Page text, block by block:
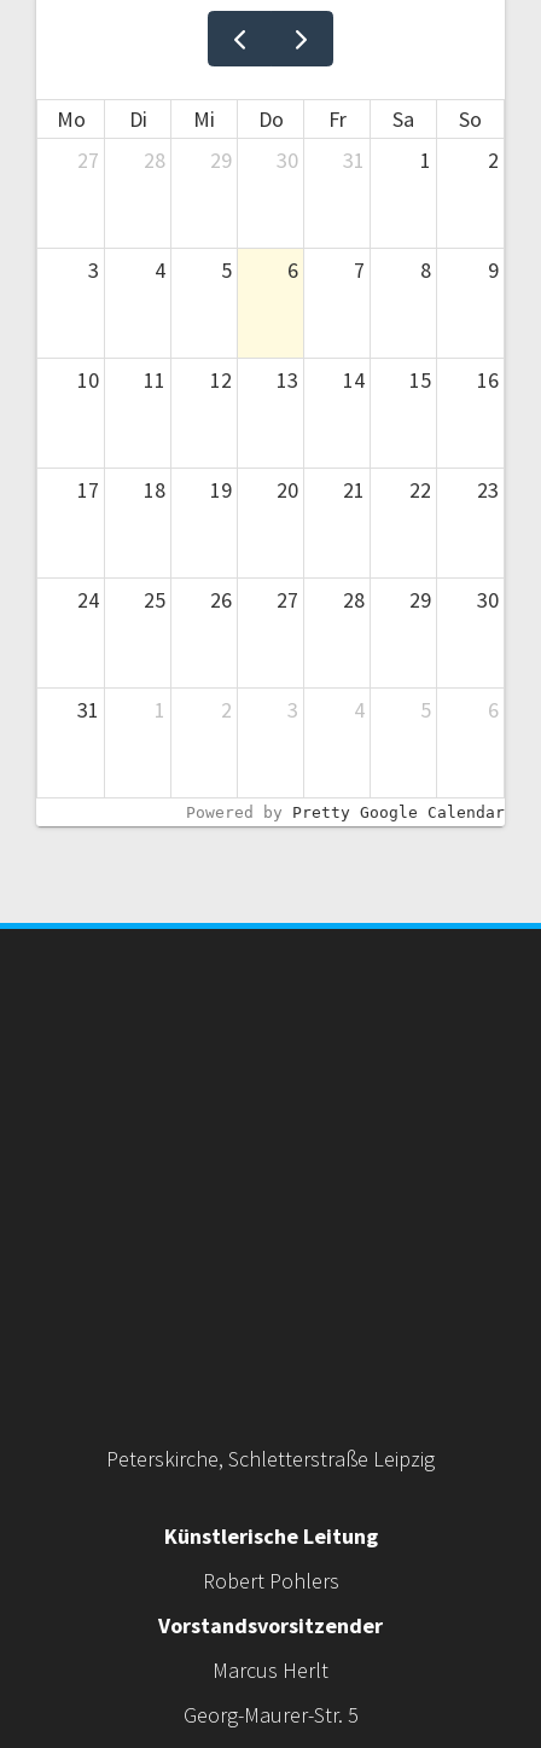
Mo Di Mi Do Fr Sa
So
27
28 29 30 31 1 2
3 4 5 6 7 8 9
10 11 12 13 14 15 16
17 18 19 20 21 22 23
24 25 26 27 28 29 30
31 1 2 3 4 5 6
Powered by Pretty Google Calendar
Peterskirche, Schletterstraße Leipzig
Künstlerische Leitung
Robert Pohlers
Vorstandsvorsitzender
Marcus Herlt
Georg-Maurer-Str. 5